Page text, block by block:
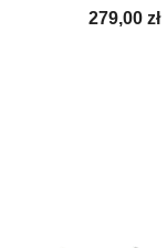
Cena
279,00 zł